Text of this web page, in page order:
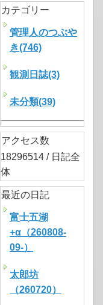
カテゴリー
管理人のつぶや
き(746)
観測日誌(3)
未分類(39)
アクセス数
18296514 / 日記全
体
最近の日記
富士五湖
+α（260808-
09-）
太郎坊
（260720）